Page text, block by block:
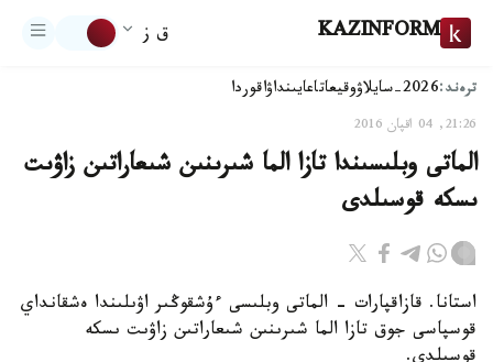
KAZINFORM ق ز
ترەند:2026-سايلاۋ وقيعاتاعايىنداۋاقوردا
21:26, 04 اقپان 2016
الماتى وبلىسىندا تازا الما شىرىنىن شىعاراتىن زاۋىت
ىسكە قوسىلدى
استانا. قازاقپارات - الماتى وبلىسى ءۇشقوڭىر اۋىلىندا ەشقانداي
قوسپاسى جوق تازا الما شىرىنىن شىعاراتىن زاۋىت ىسكە